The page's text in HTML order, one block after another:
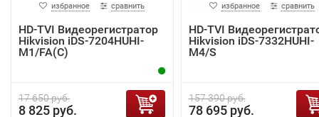
избранное сравнить
HD-TVI Видеорегистратор
Hikvision iDS-7204HUHI-
M1/FA(C)
17 650 руб.
8 825 руб.
избранное сравнить
HD-TVI
Hikvision iDS-7332HUHI-
M4/S
157 390 руб.
78 695 руб.